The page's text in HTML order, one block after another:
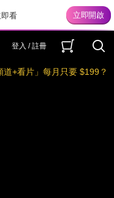
看
登入 / 註冊
道+看片」每月只要 $199？